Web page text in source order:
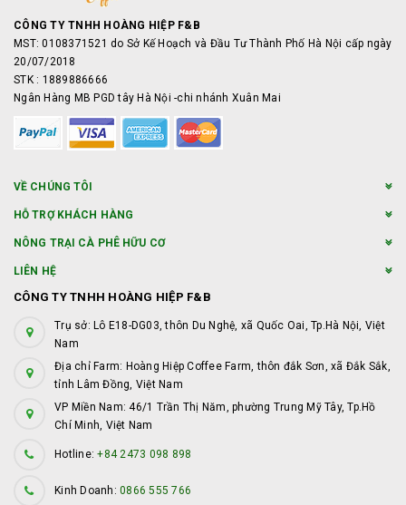
CÔNG TY TNHH HOÀNG HIỆP F&B
MST: 0108371521 do Sở Kế Hoạch và Đầu Tư Thành Phố Hà Nội cấp ngày
20/07/2018
STK : 1889886666
Ngân Hàng MB PGD tây Hà Nội -chi nhánh Xuân Mai
VỀ CHÚNG TÔI
HỖ TRỢ KHÁCH HÀNG
NÔNG TRẠI CÀ PHÊ HỮU CƠ
LIÊN HỆ
CÔNG TY TNHH HOÀNG HIỆP F&B
Trụ sở: Lô E18-DG03, thôn Du Nghệ, xã Quốc Oai, Tp.Hà Nội, Việt
Nam
Địa chỉ Farm: Hoàng Hiệp Coffee Farm, thôn đắk Sơn, xã Đắk Sắk,
tỉnh Lâm Đồng, Việt Nam
VP Miền Nam: 46/1 Trần Thị Năm, phường Trung Mỹ Tây, Tp.Hồ
Chí Minh, Việt Nam
Hotline:+84 2473 098 898
Kinh Doanh: 0866 555 766